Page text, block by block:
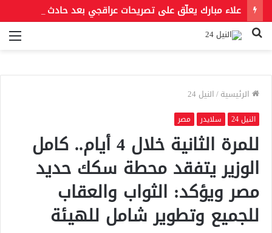
بحث
الرئيسية/النيل 24
النيل 24 سلايدر مصر
للمرة الثانية خلال 4 أيام.. كامل
الوزير يتفقد محطة سكك حديد
مصر ويؤكد: الثواب والعقاب
للجميع وتطوير شامل للهيئة